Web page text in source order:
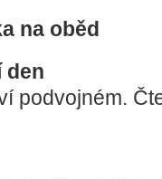
na oběd
den
podvojném.